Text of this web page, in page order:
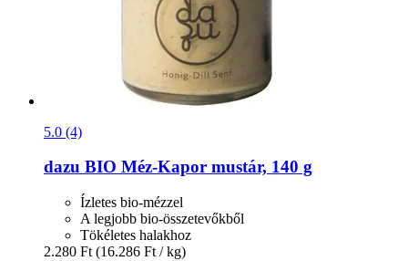
5.0 (4)
dazu BIO Méz-​Kapor mustár, 140 g
Ízletes bio-mézzel
A legjobb bio-összetevőkből
Tökéletes halakhoz
2.280 Ft (16.286 Ft / kg)